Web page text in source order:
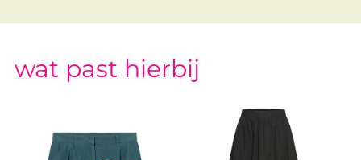
wat past hierbij